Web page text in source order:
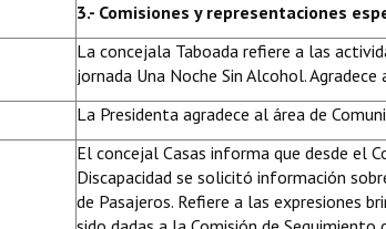
3.- Comisiones y representaciones
La concejala Taboada refiere a las
jornada Una Noche Sin Alcohol.
La Presidenta agradece al área de
El concejal Casas informa que desde el
Discapacidad se solicitó información
de Pasajeros. Refiere a las expresiones